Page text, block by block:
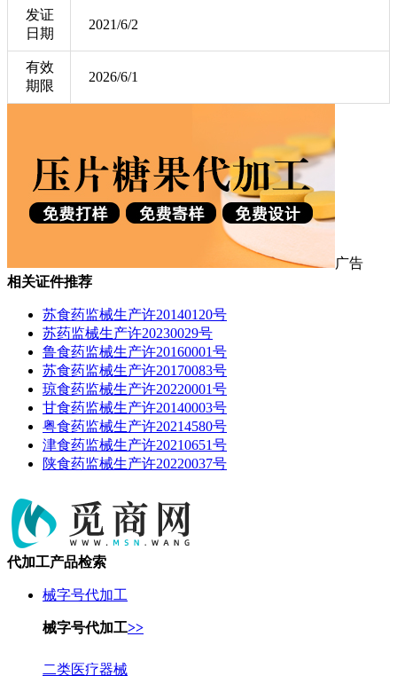
发证
日期
2021/6/2
有效
期限
2026/6/1
广告
相关证件推荐
苏食药监械生产许20140120号
苏药监械生产许20230029号
鲁食药监械生产许20160001号
苏食药监械生产许20170083号
琼食药监械生产许20220001号
甘食药监械生产许20140003号
粤食药监械生产许20214580号
津食药监械生产许20210651号
陕食药监械生产许20220037号
代加工产品检索
械字号代加工
械字号代加工>>
二类医疗器械